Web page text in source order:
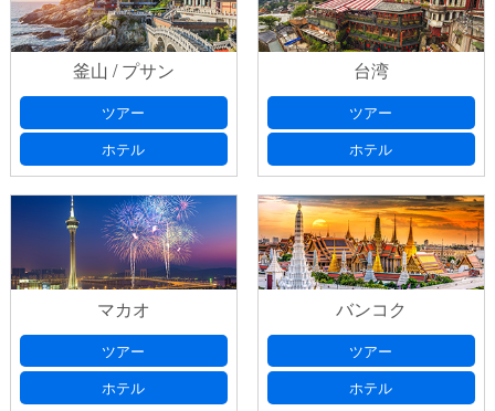
釜山 / プサン
ツアー
ホテル
台湾
ツアー
ホテル
マカオ
ツアー
ホテル
バンコク
ツアー
ホテル